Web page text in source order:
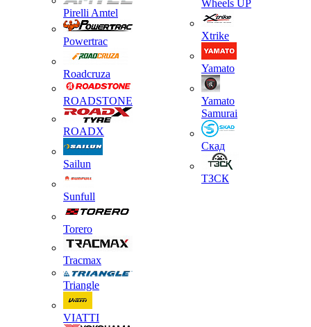
Pirelli Amtel
Powertrac
Roadcruza
ROADSTONE
ROADX
Sailun
Sunfull
Torero
Tracmax
Triangle
VIATTI
Wheels UP
Xtrike
Yamato
Yamato
Samurai
Скад
ТЗСК